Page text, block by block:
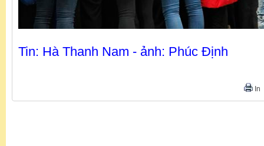
Tin: Hà Thanh Nam - ảnh: Phúc Định
In